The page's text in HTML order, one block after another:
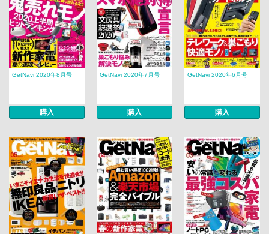
GetNavi 2020年8月号
購入
GetNavi 2020年7月号
購入
GetNavi 2020年6月号
購入